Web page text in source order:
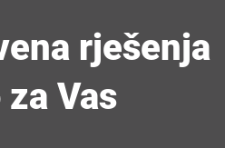
rješenja
Vas